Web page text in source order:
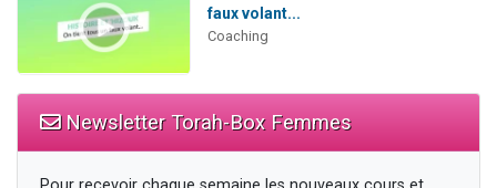
faux volant...
Coaching
Newsletter Torah-Box Femmes